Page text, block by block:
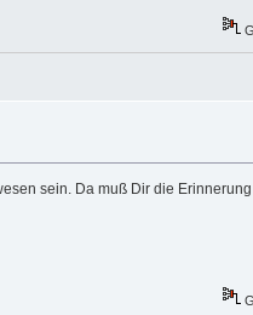
sein. Da muß Dir die